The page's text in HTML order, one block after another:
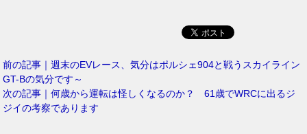
前の記事｜週末のEVレース、気分はポルシェ904と戦うスカイライン
GT-Bの気分です～
次の記事｜何歳から運転は怪しくなるのか？ 61歳でWRCに出るジ
ジイの考察であります